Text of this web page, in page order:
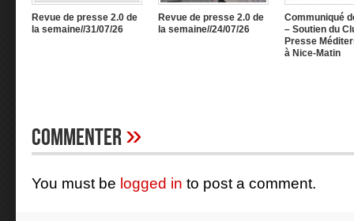
Revue de presse 2.0 de
la semaine//31/07/26
Revue de presse 2.0 de
la semaine//24/07/26
Communiqué
– Soutien du
Presse
à Nice-Matin
Commenter»
You must be logged in to post a comment.